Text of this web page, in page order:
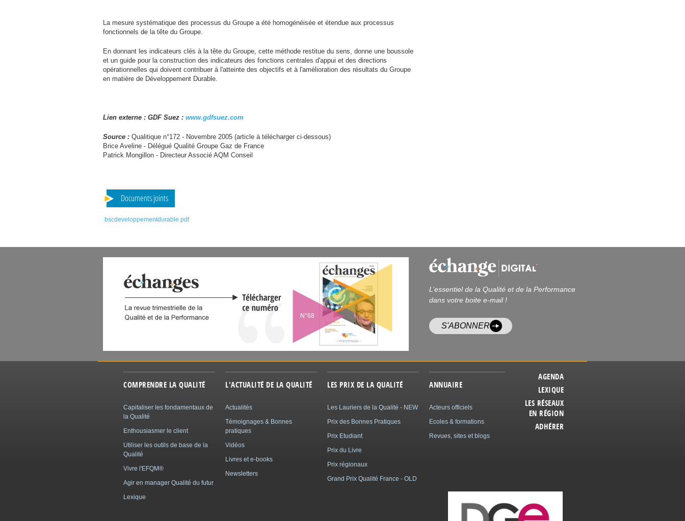
La mesure systématique des processus du Groupe a été homogénéisée et étendue aux processus
fonctionnels de la tête du Groupe.
En donnant les indicateurs clés à la tête du Groupe, cette méthode restitue du sens, donne une boussole
et un guide pour la construction des indicateurs des fonctions centrales d'appui et des directions
opérationnelles qui doivent contribuer à l'atteinte des objectifs et à l'amélioration des résultats du Groupe
en matière de Développement Durable.
Lien externe : GDFSuez : www.gdfsuez.com
Source : Qualitique n°172 - Novembre 2005 (article à télécharger ci-dessous)
Brice Aveline - Délégué Qualité Groupe Gaz de France
Patrick Mongillon - Directeur Associé AQM Conseil
Documents joints
bscdeveloppementdurable.pdf
N°68
L’essentiel de la Qualité et de la Performance
dans votre boite e-mail !
S'ABONNER
COMPRENDRE LA QUALITÉ
Capitaliser les fondamentaux de
la Qualité
Enthousiasmer le client
Utiliser les outils de base de la
Qualité
Vivre l'EFQM®
Agir en manager Qualité du futur
Lexique
L'ACTUALITÉ DE LA QUALITÉ
Actualités
Témoignages & Bonnes
pratiques
Vidéos
Livres et e-books
Newsletters
LES PRIX DE LA QUALITÉ
Les Lauriers de la Qualité - NEW
Prix des Bonnes Pratiques
Prix Etudiant
Prix du Livre
Prix régionaux
Grand Prix Qualité France - OLD
ANNUAIRE
Acteurs officiels
Ecoles & formations
Revues, sites et blogs
AGENDA
LEXIQUE
LES RÉSEAUX
EN RÉGION
ADHÉRER